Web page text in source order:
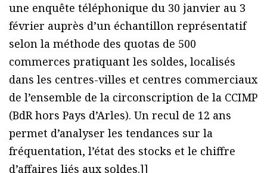
une enquête téléphonique du 30 janvier au 3
février auprès d’un échantillon représentatif
selon la méthode des quotas de 500
commerces pratiquant les soldes, localisés
dans les centres-villes et centres commerciaux
de l’ensemble de la circonscription de la CCIMP
(BdR hors Pays d’Arles). Un recul de 12 ans
permet d’analyser les tendances sur la
fréquentation, l’état des stocks et le chiffre
d’affaires liés aux soldes.]]